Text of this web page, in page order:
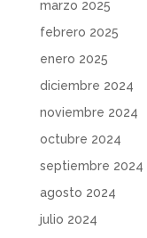
marzo 2025
febrero 2025
enero 2025
diciembre 2024
noviembre 2024
octubre 2024
septiembre 2024
agosto 2024
julio 2024